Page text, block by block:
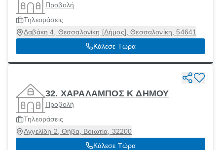
Προβολή
Τηλεοράσεις
Δαβάκη 4, Θεσσαλονίκη [Δήμος], Θεσσαλονίκη, 54641
Κάλεσε Τώρα
32. ΧΑΡΑΛΑΜΠΟΣ Κ ΔΗΜΟΥ
Προβολή
Τηλεοράσεις
Αγγελίδη 2, Θήβα, Βοιωτία, 32200
Κάλεσε Τώρα